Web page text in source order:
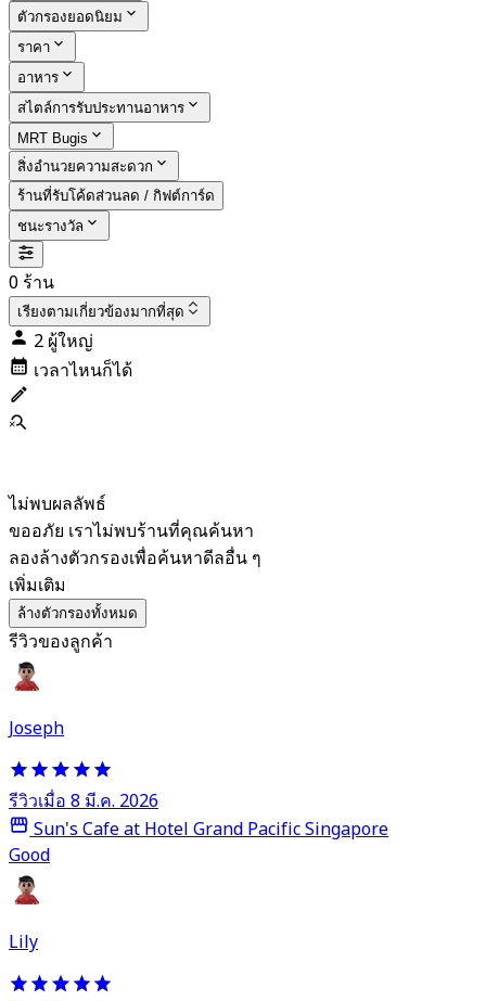
ตัวกรองยอดนิยม
ราคา
อาหาร
สไตล์การรับประทานอาหาร
MRT Bugis
สิ่งอำนวยความสะดวก
ร้านที่รับโค้ดส่วนลด / กิฟต์การ์ด
ชนะรางวัล
0 ร้าน
เรียงตามเกี่ยวข้องมากที่สุด
2 ผู้ใหญ่
เวลาไหนก็ได้
ไม่พบผลลัพธ์
ขออภัย เราไม่พบร้านที่คุณค้นหา
ลองล้างตัวกรองเพื่อค้นหาดีลอื่น ๆ
เพิ่มเติม
ล้างตัวกรองทั้งหมด
รีวิวของลูกค้า
Joseph
รีวิวเมื่อ 8 มี.ค. 2026
Sun's Cafe at Hotel Grand Pacific Singapore
Good
Lily